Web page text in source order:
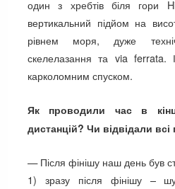
один з хребтів біля
вертикальний підйом на
рівнем моря, дуже
скелелазання та via ferrata.
карколомним спуском.
Як проводили час в
дистанцій? Чи відвідали всі
— Після фінішу наш день був
1) зразу після фінішу –